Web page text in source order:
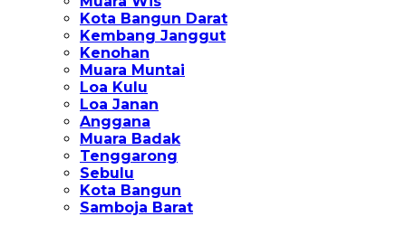
Kota Bangun Darat
Kembang Janggut
Kenohan
Muara Muntai
Loa Kulu
Loa Janan
Anggana
Muara Badak
Tenggarong
Sebulu
Kota Bangun
Samboja Barat